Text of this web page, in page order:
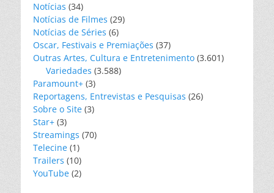
Notícias (34)
Notícias de Filmes (29)
Notícias de Séries (6)
Oscar, Festivais e Premiações (37)
Outras Artes, Cultura e Entretenimento (3.601)
Variedades (3.588)
Paramount+ (3)
Reportagens, Entrevistas e Pesquisas (26)
Sobre o Site (3)
Star+ (3)
Streamings (70)
Telecine (1)
Trailers (10)
YouTube (2)